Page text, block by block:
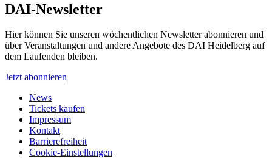
DAI-Newsletter
Hier können Sie unseren wöchentlichen Newsletter abonnieren und
über Veranstaltungen und andere Angebote des DAI Heidelberg auf
dem Laufenden bleiben.
Jetzt abonnieren
News
Tickets kaufen
Impressum
Kontakt
Barrierefreiheit
Cookie-Einstellungen